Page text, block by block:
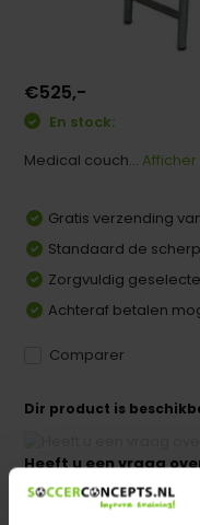
€525,-
En stock:
Medical couch... Afficher
Gratis verzending
Standaard de
Zorgvuldig
Achteraf betalen
Comparer
Dir product is
Heeft u een vraag
We helpen u graag met